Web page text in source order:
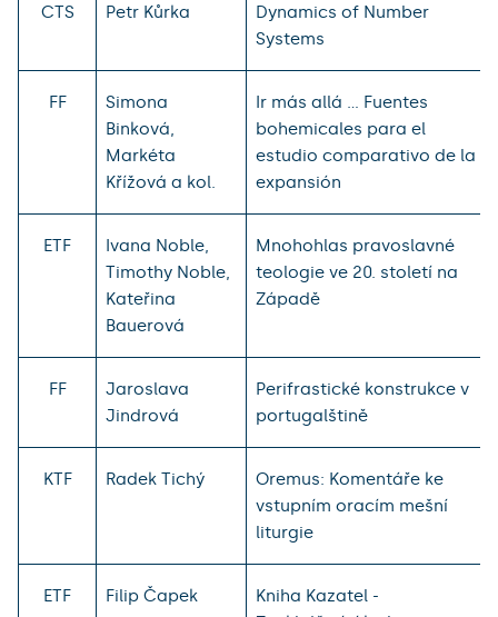
CTS Petr Kůrka
Dynamics of Number
Systems
FF
Simona
Binková,
Markéta
Křížová a kol.
Ir más allá ... Fuentes
bohemicales para el
estudio comparativo de la
expansión
ETF
Ivana Noble,
Timothy Noble,
Kateřina
Bauerová
Mnohohlas pravoslavné
teologie ve 20. století na
Západě
FF
Jaroslava
Jindrová
Perifrastické konstrukce v
portugalštině
KTF Radek Tichý
Oremus: Komentáře ke
vstupním oracím mešní
liturgie
ETF Filip Čapek
Kniha Kazatel -